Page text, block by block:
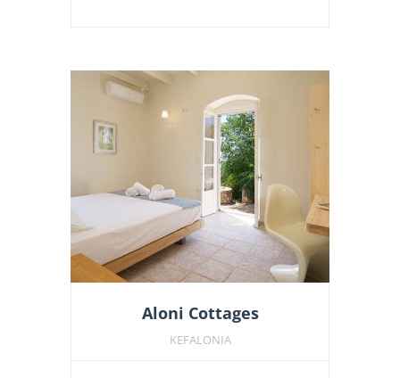
Aloni Cottages
KEFALONIA